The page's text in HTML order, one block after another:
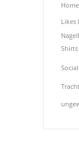
Likes
Shirts
Tracht